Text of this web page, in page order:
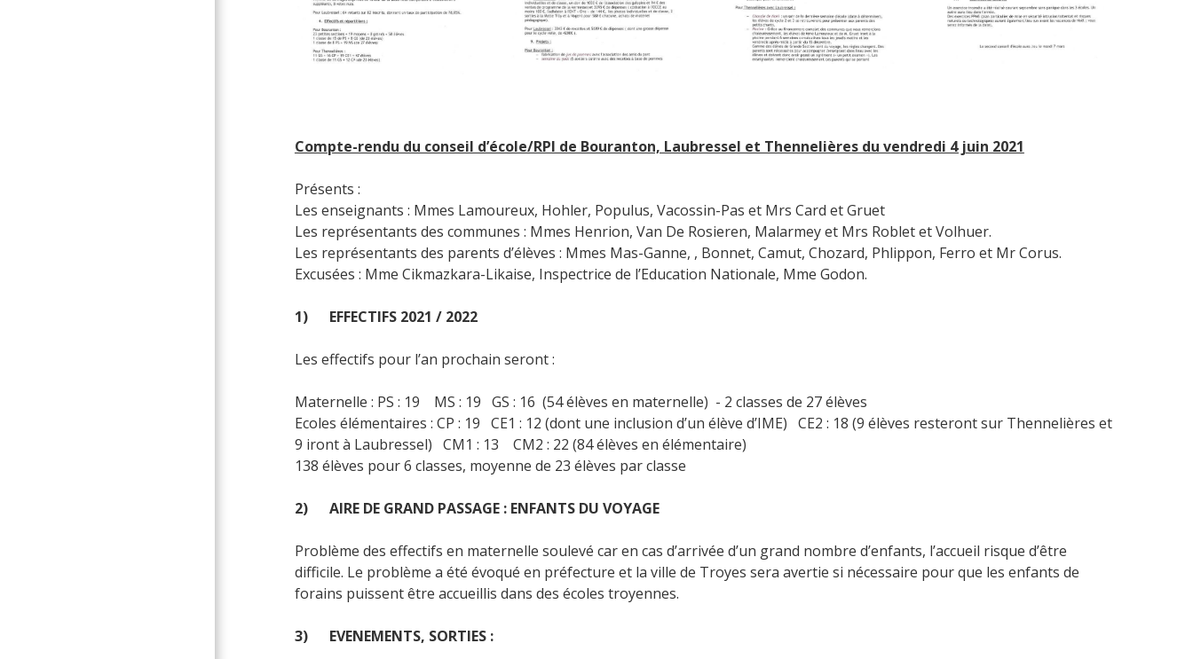
Compte-rendu du conseil d’école/RPI de Bouranton, Laubressel et Thennelières du vendredi 4 juin 2021
Présents :
Les enseignants : Mmes Lamoureux, Hohler, Populus, Vacossin-Pas et Mrs Card et Gruet
Les représentants des communes : Mmes Henrion, Van De Rosieren, Malarmey et Mrs Roblet et Volhuer.
Les représentants des parents d’élèves : Mmes Mas-Ganne, , Bonnet, Camut, Chozard, Phlippon, Ferro et Mr Corus.
Excusées : Mme Cikmazkara-Likaise, Inspectrice de l’Education Nationale, Mme Godon.
1) EFFECTIFS 2021 / 2022
Les effectifs pour l’an prochain seront :
Maternelle : PS : 19 MS : 19 GS : 16 (54 élèves en maternelle) - 2 classes de 27 élèves
Ecoles élémentaires : CP : 19 CE1 : 12 (dont une inclusion d’un élève d’IME) CE2 : 18 (9 élèves resteront sur Thennelières et
9 iront à Laubressel) CM1 : 13 CM2 : 22 (84 élèves en élémentaire)
138 élèves pour 6 classes, moyenne de 23 élèves par classe
2) AIRE DE GRAND PASSAGE : ENFANTS DU VOYAGE
Problème des effectifs en maternelle soulevé car en cas d’arrivée d’un grand nombre d’enfants, l’accueil risque d’être
difficile. Le problème a été évoqué en préfecture et la ville de Troyes sera avertie si nécessaire pour que les enfants de
forains puissent être accueillis dans des écoles troyennes.
3) EVENEMENTS, SORTIES :